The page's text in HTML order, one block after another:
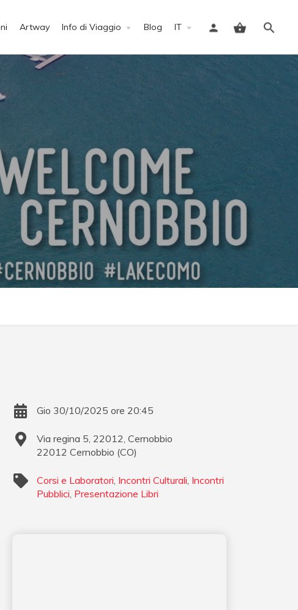
Artway Info di Viaggio Blog IT
Accedi
Gio 30/10/2025 ore 20:45
Via regina 5, 22012, Cernobbio
22012 Cernobbio (CO)
Corsi e Laboratori, Incontri Culturali, Incontri
Pubblici, Presentazione Libri